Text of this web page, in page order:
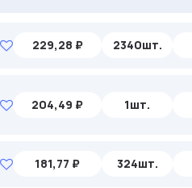
229,28 ₽ 2340шт.
204,49 ₽ 1шт.
181,77 ₽ 324шт.